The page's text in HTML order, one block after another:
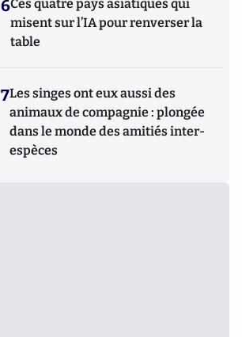
6Ces quatre pays asiatiques qui
misent sur l’IA pour renverser la
table
7Les singes ont eux aussi des
animaux de compagnie : plongée
dans le monde des amitiés inter-
espèces